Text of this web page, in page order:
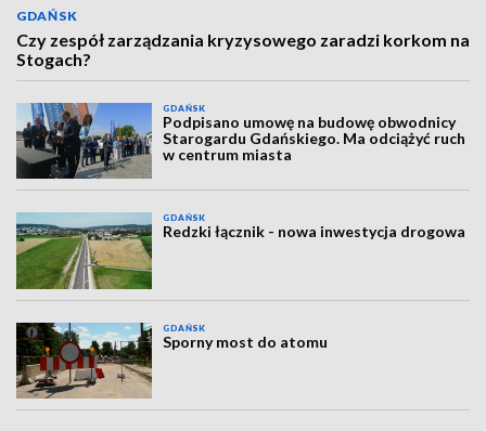
GDAŃSK
Czy zespół zarządzania kryzysowego zaradzi korkom na
Stogach?
GDAŃSK
Podpisano umowę na budowę obwodnicy
Starogardu Gdańskiego. Ma odciążyć ruch
w centrum miasta
GDAŃSK
Redzki łącznik - nowa inwestycja drogowa
GDAŃSK
Sporny most do atomu